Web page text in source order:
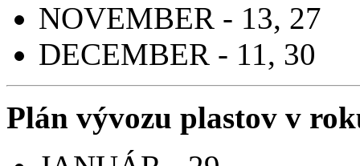
NOVEMBER - 13, 27
DECEMBER - 11, 30
Plán vývozu plastov v